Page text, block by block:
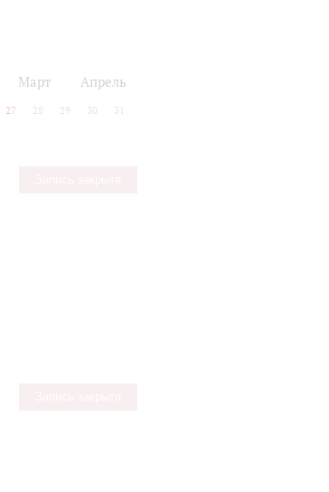
Март Апрель
27 28 29 30 31